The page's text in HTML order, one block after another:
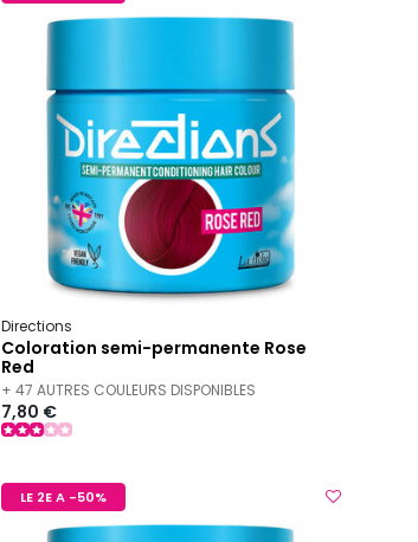
Directions
Coloration semi-permanente Rose
Red
+ 47 AUTRES COULEURS DISPONIBLES
7,80 €
LE 2E A -50%